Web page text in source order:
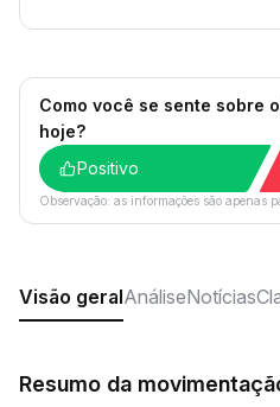
Como você se sente sobre
hoje?
Positivo
Observação: as informações são apenas
Visão geralAnáliseNotícias
Resumo da